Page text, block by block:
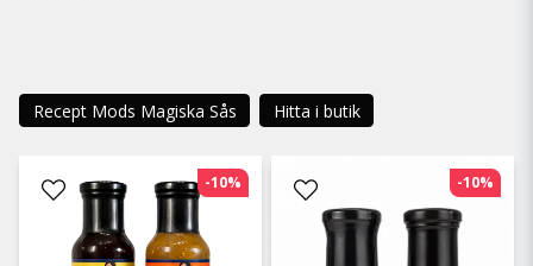
Recept Mods Magiska Sås Hitta i butik
-10% -10%